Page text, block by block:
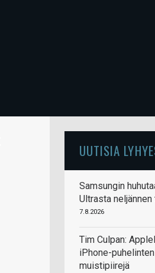
UUTISIA
Samsungin
Ultrasta
7.8.2026
Tim Culpan:
iPhone-
muistipiirejä